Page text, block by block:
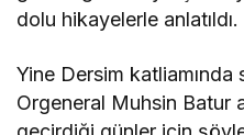
dolu hikayelerle anlatıldı.
Yine Dersim
Orgeneral Muhsin Batur